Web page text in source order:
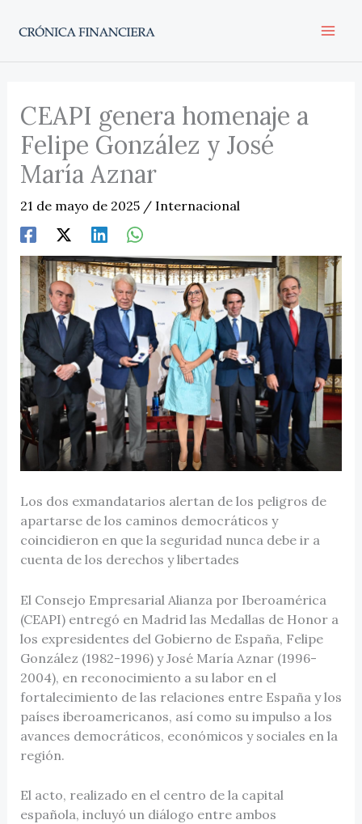
CEAPI genera homenaje a
Felipe González y José
María Aznar
21 de mayo de 2025 / Internacional
Los dos exmandatarios alertan de los peligros de
apartarse de los caminos democráticos y
coincidieron en que la seguridad nunca debe ir a
cuenta de los derechos y libertades
El Consejo Empresarial Alianza por Iberoamérica
(CEAPI) entregó en Madrid las Medallas de Honor a
los expresidentes del Gobierno de España, Felipe
González (1982-1996) y José María Aznar (1996-
2004), en reconocimiento a su labor en el
fortalecimiento de las relaciones entre España y los
países iberoamericanos, así como su impulso a los
avances democráticos, económicos y sociales en la
región.
El acto, realizado en el centro de la capital
española, incluyó un diálogo entre ambos